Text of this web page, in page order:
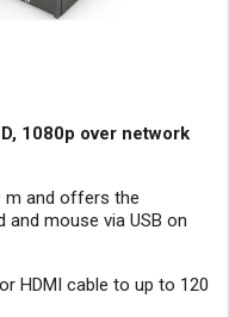
1080p over network
m and offers the
mouse via USB on
HDMI cable to up to 120